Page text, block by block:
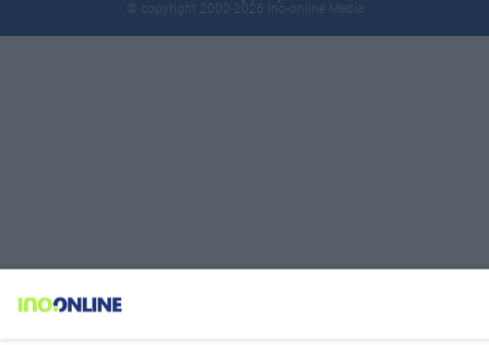
© copyright 2000-2026 Ino-online Media